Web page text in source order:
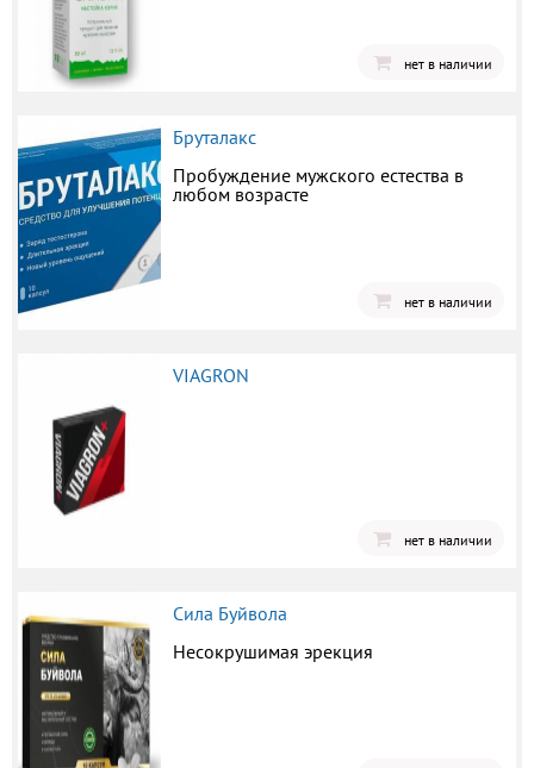
нет в наличии
Бруталакс
Пробуждение мужского естества в
любом возрасте
нет в наличии
VIAGRON
нет в наличии
Сила Буйвола
Несокрушимая эрекция